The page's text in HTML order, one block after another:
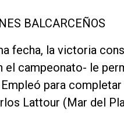
BALCARCEÑOS
fecha, la victoria
el campeonato- le
para
Lattour (Mar del